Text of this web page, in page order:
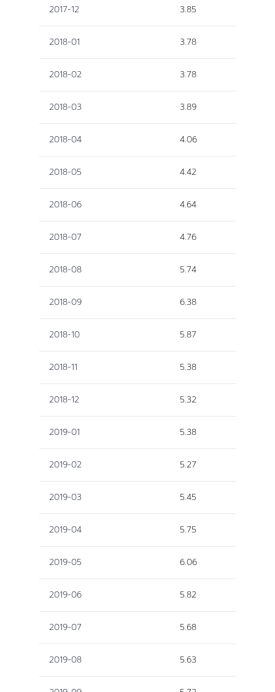
2017-12 3.85
2018-01 3.78
2018-02 3.78
2018-03 3.89
2018-04 4.06
2018-05 4.42
2018-06 4.64
2018-07 4.76
2018-08 5.74
2018-09 6.38
2018-10 5.87
2018-11 5.38
2018-12 5.32
2019-01 5.38
2019-02 5.27
2019-03 5.45
2019-04 5.75
2019-05 6.06
2019-06 5.82
2019-07 5.68
2019-08 5.63